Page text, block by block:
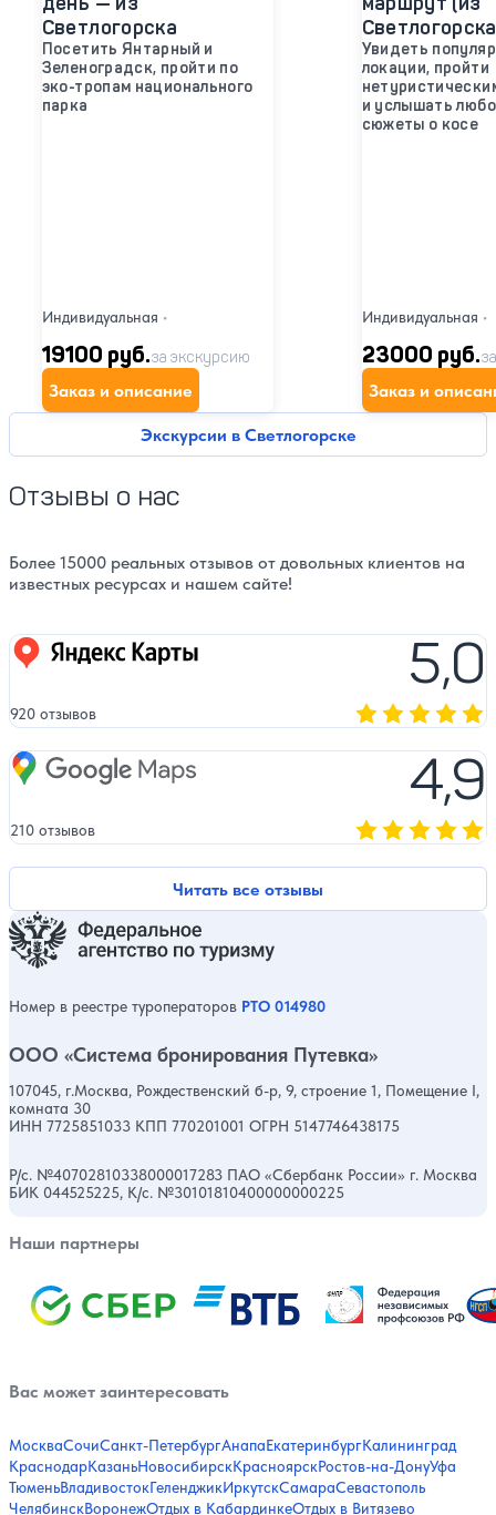
Экскурсии в Светлогорске
Светлогорска
Посетить Янтарный и
Зеленоградск, пройти по
эко-тропам национального
парка
Индивидуальная •
19100 руб.за экскурсию
Заказ и описание
Увидеть
локации, пройти
и услышать
сюжеты о косе
Индивидуальная •
23000 руб.
Заказ и
Отзывы о нас
Более 15000 реальных отзывов от довольных клиентов на
известных ресурсах и нашем сайте!
Читать все отзывы
Яндекс карты 5,0
920 отзывов
Google Maps 4,9
210 отзывов
Номер в реестре туроператоров РТО 014980
ООО «Система бронирования Путевка»
107045, г.Москва, Рождественский б-р, 9, строение 1, Помещение I,
комната 30
ИНН 7725851033 КПП 770201001 ОГРН 5147746438175
Р/с. №40702810338000017283 ПАО «Сбербанк России» г. Москва
БИК 044525225, К/с. №30101810400000000225
Наши партнеры
Вас может заинтересовать
МоскваСочиСанкт-ПетербургАнапаЕкатеринбургКалининград
КраснодарКазаньНовосибирскКрасноярскРостов-на-ДонуУфа
ТюменьВладивостокГеленджикИркутскСамараСевастополь
ЧелябинскВоронежОтдых в КабардинкеОтдых в Витязево